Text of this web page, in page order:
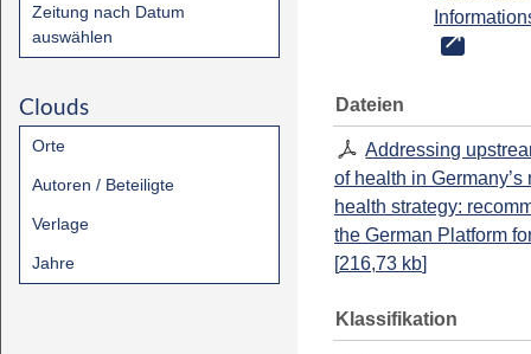
Zeitung nach Datum
auswählen
Clouds
Orte
Autoren / Beteiligte
Verlage
Jahre
Dateien
Addressing
of health in
health strategy:
the German Platform
[216,73 kb]
Klassifikation